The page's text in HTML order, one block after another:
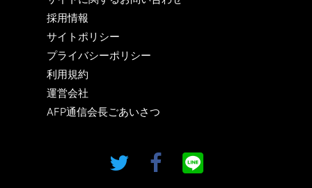
採用情報
サイトポリシー
プライバシーポリシー
利用規約
運営会社
AFP通信会長ごあいさつ